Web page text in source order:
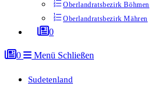
Oberlandratsbezirk Böhmen
Oberlandratsbezirk Mähren
0
0 Menü Schließen
Sudetenland